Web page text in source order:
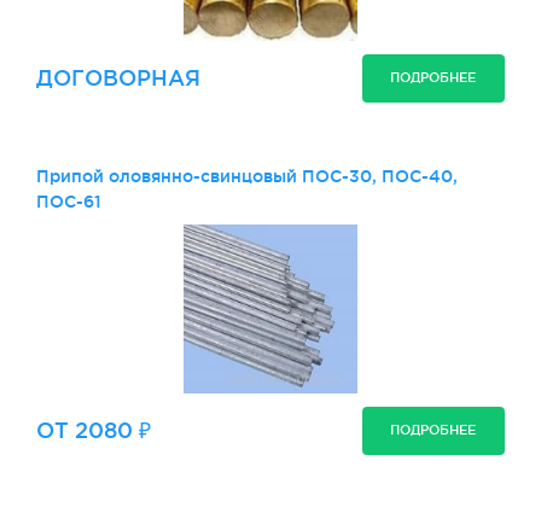
ДОГОВОРНАЯ ПОДРОБНЕЕ
Припой оловянно-свинцовый ПОС-30, ПОС-40,
ПОС-61
ОТ 2080 ₽ ПОДРОБНЕЕ